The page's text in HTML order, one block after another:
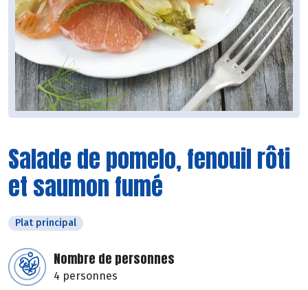
Salade de pomelo, fenouil rôti
et saumon fumé
Plat principal
Nombre de personnes
4 personnes